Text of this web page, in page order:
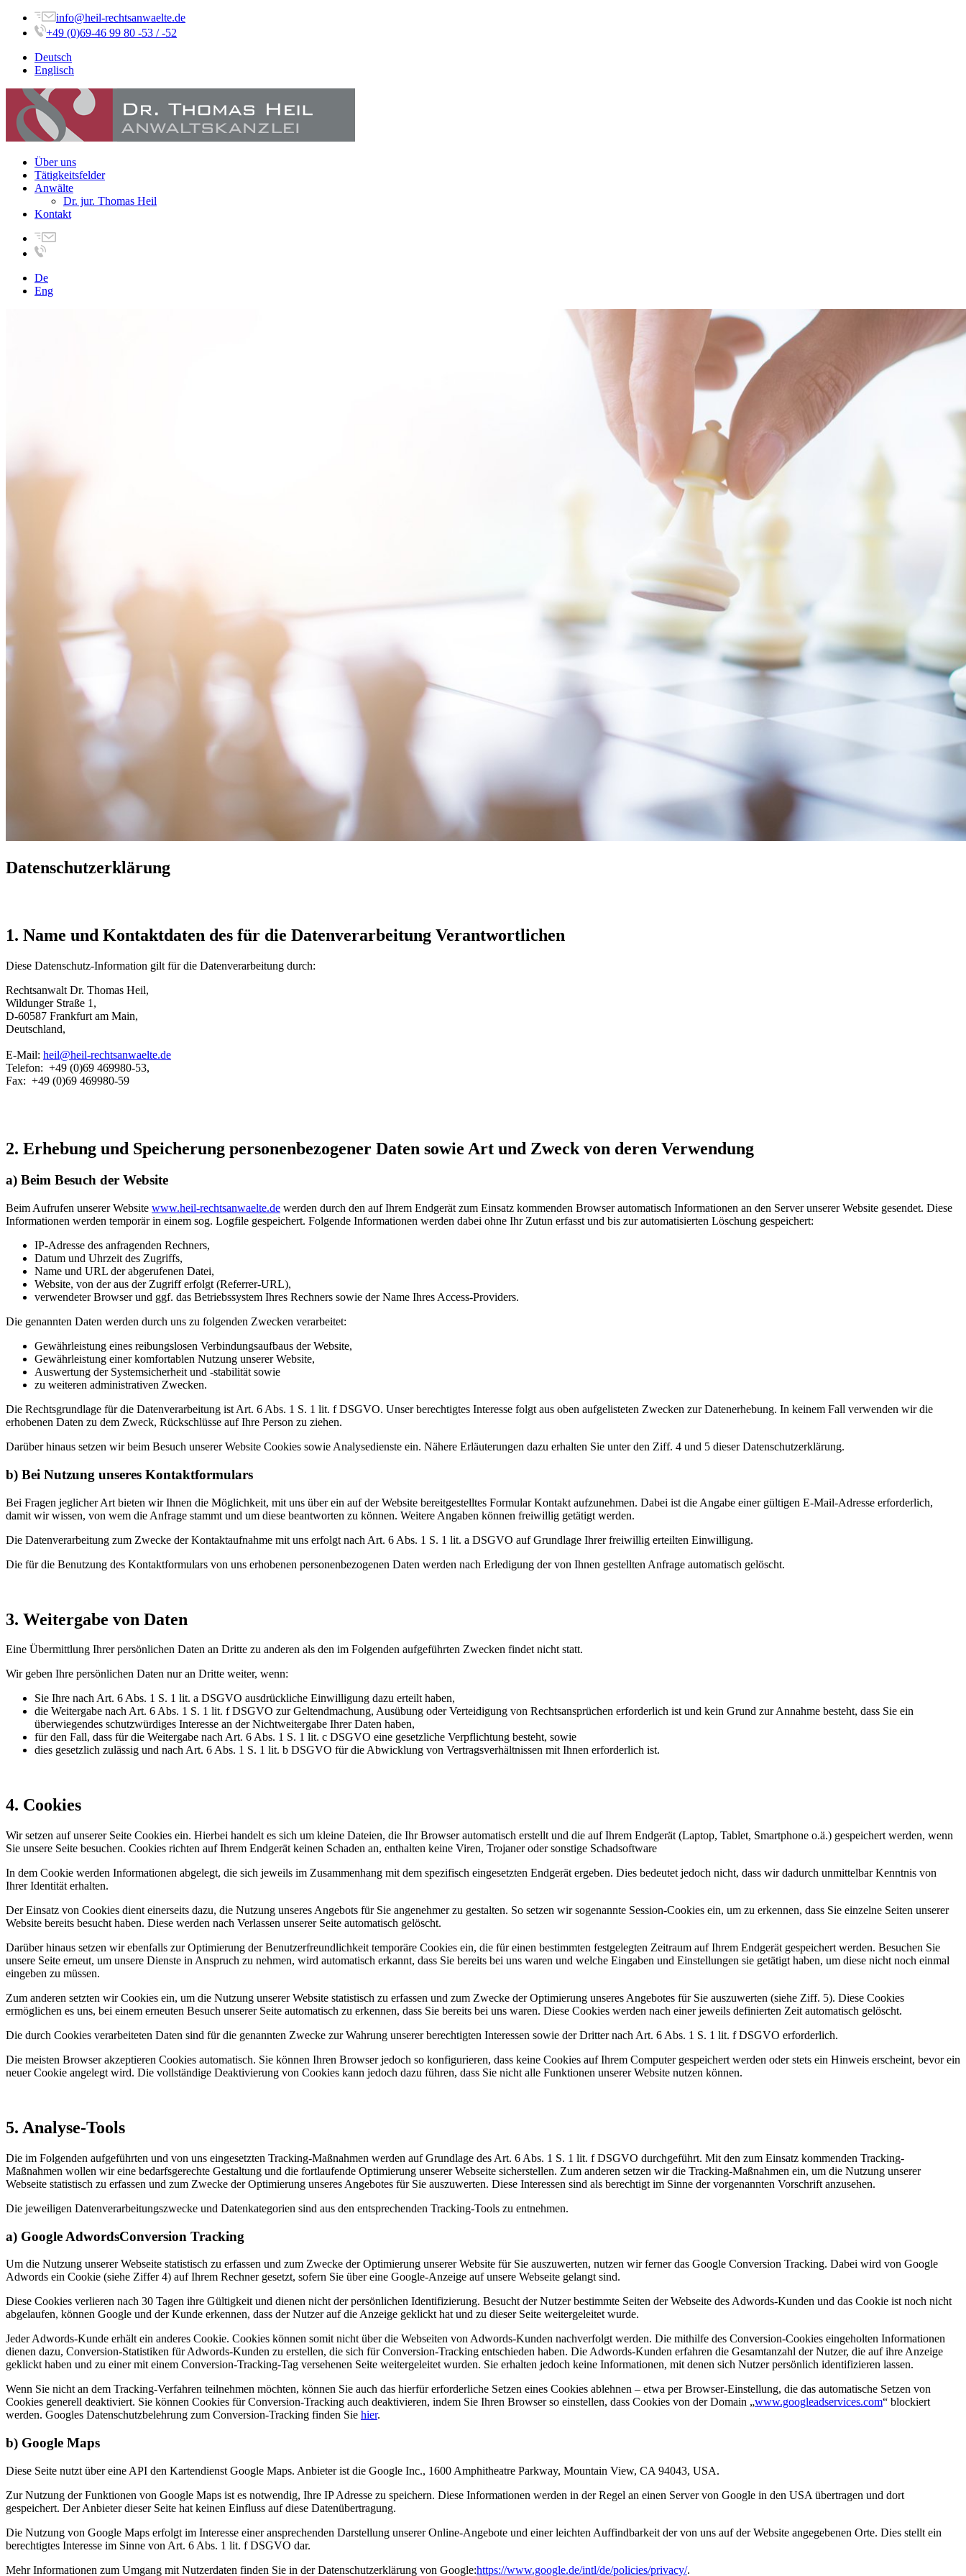
info@heil-rechtsanwaelte.de
+49 (0)69-46 99 80 -53 / -52
Deutsch
Englisch
Über uns
Tätigkeitsfelder
Anwälte
Dr. jur. Thomas Heil
Kontakt
De
Eng
Datenschutzerklärung
1. Name und Kontaktdaten des für die Datenverarbeitung Verantwortlichen
Diese Datenschutz-Information gilt für die Datenverarbeitung durch:
Rechtsanwalt Dr. Thomas Heil,
Wildunger Straße 1,
D-60587 Frankfurt am Main,
Deutschland,
E-Mail: heil@heil-rechtsanwaelte.de
Telefon: +49 (0)69 469980-53,
Fax: +49 (0)69 469980-59
2. Erhebung und Speicherung personenbezogener Daten sowie Art und Zweck von deren Verwendung
a) Beim Besuch der Website
Beim Aufrufen unserer Website www.heil-rechtsanwaelte.de werden durch den auf Ihrem Endgerät zum Einsatz kommenden Browser automatisch Informationen an den Server unserer Website gesendet. Diese
Informationen werden temporär in einem sog. Logfile gespeichert. Folgende Informationen werden dabei ohne Ihr Zutun erfasst und bis zur automatisierten Löschung gespeichert:
IP-Adresse des anfragenden Rechners,
Datum und Uhrzeit des Zugriffs,
Name und URL der abgerufenen Datei,
Website, von der aus der Zugriff erfolgt (Referrer-URL),
verwendeter Browser und ggf. das Betriebssystem Ihres Rechners sowie der Name Ihres Access-Providers.
Die genannten Daten werden durch uns zu folgenden Zwecken verarbeitet:
Gewährleistung eines reibungslosen Verbindungsaufbaus der Website,
Gewährleistung einer komfortablen Nutzung unserer Website,
Auswertung der Systemsicherheit und -stabilität sowie
zu weiteren administrativen Zwecken.
Die Rechtsgrundlage für die Datenverarbeitung ist Art. 6 Abs. 1 S. 1 lit. f DSGVO. Unser berechtigtes Interesse folgt aus oben aufgelisteten Zwecken zur Datenerhebung. In keinem Fall verwenden wir die
erhobenen Daten zu dem Zweck, Rückschlüsse auf Ihre Person zu ziehen.
Darüber hinaus setzen wir beim Besuch unserer Website Cookies sowie Analysedienste ein. Nähere Erläuterungen dazu erhalten Sie unter den Ziff. 4 und 5 dieser Datenschutzerklärung.
b) Bei Nutzung unseres Kontaktformulars
Bei Fragen jeglicher Art bieten wir Ihnen die Möglichkeit, mit uns über ein auf der Website bereitgestelltes Formular Kontakt aufzunehmen. Dabei ist die Angabe einer gültigen E-Mail-Adresse erforderlich,
damit wir wissen, von wem die Anfrage stammt und um diese beantworten zu können. Weitere Angaben können freiwillig getätigt werden.
Die Datenverarbeitung zum Zwecke der Kontaktaufnahme mit uns erfolgt nach Art. 6 Abs. 1 S. 1 lit. a DSGVO auf Grundlage Ihrer freiwillig erteilten Einwilligung.
Die für die Benutzung des Kontaktformulars von uns erhobenen personenbezogenen Daten werden nach Erledigung der von Ihnen gestellten Anfrage automatisch gelöscht.
3. Weitergabe von Daten
Eine Übermittlung Ihrer persönlichen Daten an Dritte zu anderen als den im Folgenden aufgeführten Zwecken findet nicht statt.
Wir geben Ihre persönlichen Daten nur an Dritte weiter, wenn:
Sie Ihre nach Art. 6 Abs. 1 S. 1 lit. a DSGVO ausdrückliche Einwilligung dazu erteilt haben,
die Weitergabe nach Art. 6 Abs. 1 S. 1 lit. f DSGVO zur Geltendmachung, Ausübung oder Verteidigung von Rechtsansprüchen erforderlich ist und kein Grund zur Annahme besteht, dass Sie ein
überwiegendes schutzwürdiges Interesse an der Nichtweitergabe Ihrer Daten haben,
für den Fall, dass für die Weitergabe nach Art. 6 Abs. 1 S. 1 lit. c DSGVO eine gesetzliche Verpflichtung besteht, sowie
dies gesetzlich zulässig und nach Art. 6 Abs. 1 S. 1 lit. b DSGVO für die Abwicklung von Vertragsverhältnissen mit Ihnen erforderlich ist.
4. Cookies
Wir setzen auf unserer Seite Cookies ein. Hierbei handelt es sich um kleine Dateien, die Ihr Browser automatisch erstellt und die auf Ihrem Endgerät (Laptop, Tablet, Smartphone o.ä.) gespeichert werden, wenn
Sie unsere Seite besuchen. Cookies richten auf Ihrem Endgerät keinen Schaden an, enthalten keine Viren, Trojaner oder sonstige Schadsoftware
In dem Cookie werden Informationen abgelegt, die sich jeweils im Zusammenhang mit dem spezifisch eingesetzten Endgerät ergeben. Dies bedeutet jedoch nicht, dass wir dadurch unmittelbar Kenntnis von
Ihrer Identität erhalten.
Der Einsatz von Cookies dient einerseits dazu, die Nutzung unseres Angebots für Sie angenehmer zu gestalten. So setzen wir sogenannte Session-Cookies ein, um zu erkennen, dass Sie einzelne Seiten unserer
Website bereits besucht haben. Diese werden nach Verlassen unserer Seite automatisch gelöscht.
Darüber hinaus setzen wir ebenfalls zur Optimierung der Benutzerfreundlichkeit temporäre Cookies ein, die für einen bestimmten festgelegten Zeitraum auf Ihrem Endgerät gespeichert werden. Besuchen Sie
unsere Seite erneut, um unsere Dienste in Anspruch zu nehmen, wird automatisch erkannt, dass Sie bereits bei uns waren und welche Eingaben und Einstellungen sie getätigt haben, um diese nicht noch einmal
eingeben zu müssen.
Zum anderen setzten wir Cookies ein, um die Nutzung unserer Website statistisch zu erfassen und zum Zwecke der Optimierung unseres Angebotes für Sie auszuwerten (siehe Ziff. 5). Diese Cookies
ermöglichen es uns, bei einem erneuten Besuch unserer Seite automatisch zu erkennen, dass Sie bereits bei uns waren. Diese Cookies werden nach einer jeweils definierten Zeit automatisch gelöscht.
Die durch Cookies verarbeiteten Daten sind für die genannten Zwecke zur Wahrung unserer berechtigten Interessen sowie der Dritter nach Art. 6 Abs. 1 S. 1 lit. f DSGVO erforderlich.
Die meisten Browser akzeptieren Cookies automatisch. Sie können Ihren Browser jedoch so konfigurieren, dass keine Cookies auf Ihrem Computer gespeichert werden oder stets ein Hinweis erscheint, bevor ein
neuer Cookie angelegt wird. Die vollständige Deaktivierung von Cookies kann jedoch dazu führen, dass Sie nicht alle Funktionen unserer Website nutzen können.
5. Analyse-Tools
Die im Folgenden aufgeführten und von uns eingesetzten Tracking-Maßnahmen werden auf Grundlage des Art. 6 Abs. 1 S. 1 lit. f DSGVO durchgeführt. Mit den zum Einsatz kommenden Tracking-
Maßnahmen wollen wir eine bedarfsgerechte Gestaltung und die fortlaufende Optimierung unserer Webseite sicherstellen. Zum anderen setzen wir die Tracking-Maßnahmen ein, um die Nutzung unserer
Webseite statistisch zu erfassen und zum Zwecke der Optimierung unseres Angebotes für Sie auszuwerten. Diese Interessen sind als berechtigt im Sinne der vorgenannten Vorschrift anzusehen.
Die jeweiligen Datenverarbeitungszwecke und Datenkategorien sind aus den entsprechenden Tracking-Tools zu entnehmen.
a) Google AdwordsConversion Tracking
Um die Nutzung unserer Webseite statistisch zu erfassen und zum Zwecke der Optimierung unserer Website für Sie auszuwerten, nutzen wir ferner das Google Conversion Tracking. Dabei wird von Google
Adwords ein Cookie (siehe Ziffer 4) auf Ihrem Rechner gesetzt, sofern Sie über eine Google-Anzeige auf unsere Webseite gelangt sind.
Diese Cookies verlieren nach 30 Tagen ihre Gültigkeit und dienen nicht der persönlichen Identifizierung. Besucht der Nutzer bestimmte Seiten der Webseite des Adwords-Kunden und das Cookie ist noch nicht
abgelaufen, können Google und der Kunde erkennen, dass der Nutzer auf die Anzeige geklickt hat und zu dieser Seite weitergeleitet wurde.
Jeder Adwords-Kunde erhält ein anderes Cookie. Cookies können somit nicht über die Webseiten von Adwords-Kunden nachverfolgt werden. Die mithilfe des Conversion-Cookies eingeholten Informationen
dienen dazu, Conversion-Statistiken für Adwords-Kunden zu erstellen, die sich für Conversion-Tracking entschieden haben. Die Adwords-Kunden erfahren die Gesamtanzahl der Nutzer, die auf ihre Anzeige
geklickt haben und zu einer mit einem Conversion-Tracking-Tag versehenen Seite weitergeleitet wurden. Sie erhalten jedoch keine Informationen, mit denen sich Nutzer persönlich identifizieren lassen.
Wenn Sie nicht an dem Tracking-Verfahren teilnehmen möchten, können Sie auch das hierfür erforderliche Setzen eines Cookies ablehnen – etwa per Browser-Einstellung, die das automatische Setzen von
Cookies generell deaktiviert. Sie können Cookies für Conversion-Tracking auch deaktivieren, indem Sie Ihren Browser so einstellen, dass Cookies von der Domain „www.googleadservices.com“ blockiert
werden. Googles Datenschutzbelehrung zum Conversion-Tracking finden Sie hier.
b) Google Maps
Diese Seite nutzt über eine API den Kartendienst Google Maps. Anbieter ist die Google Inc., 1600 Amphitheatre Parkway, Mountain View, CA 94043, USA.
Zur Nutzung der Funktionen von Google Maps ist es notwendig, Ihre IP Adresse zu speichern. Diese Informationen werden in der Regel an einen Server von Google in den USA übertragen und dort
gespeichert. Der Anbieter dieser Seite hat keinen Einfluss auf diese Datenübertragung.
Die Nutzung von Google Maps erfolgt im Interesse einer ansprechenden Darstellung unserer Online-Angebote und einer leichten Auffindbarkeit der von uns auf der Website angegebenen Orte. Dies stellt ein
berechtigtes Interesse im Sinne von Art. 6 Abs. 1 lit. f DSGVO dar.
Mehr Informationen zum Umgang mit Nutzerdaten finden Sie in der Datenschutzerklärung von Google:https://www.google.de/intl/de/policies/privacy/.